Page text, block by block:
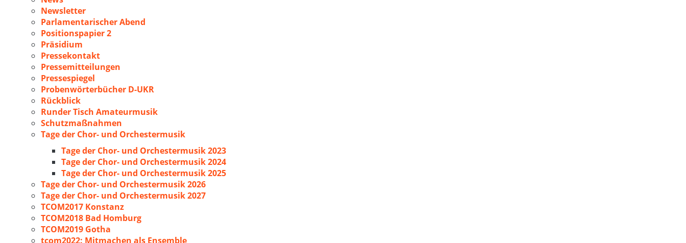
Newsletter
Parlamentarischer Abend
Positionspapier 2
Präsidium
Pressekontakt
Pressemitteilungen
Pressespiegel
Probenwörterbücher D-UKR
Rückblick
Runder Tisch Amateurmusik
Schutzmaßnahmen
Tage der Chor- und Orchestermusik
Tage der Chor- und Orchestermusik 2023
Tage der Chor- und Orchestermusik 2024
Tage der Chor- und Orchestermusik 2025
Tage der Chor- und Orchestermusik 2026
Tage der Chor- und Orchestermusik 2027
TCOM2017 Konstanz
TCOM2018 Bad Homburg
TCOM2019 Gotha
tcom2022: Mitmachen als Ensemble